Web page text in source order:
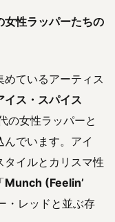
女性ラッパーたちの
ているアーティス
イス・スパイス
の女性ラッパーと
でいます。アイ
タイルとカリスマ性
Munch (Feelin’
・レッドと並ぶ存